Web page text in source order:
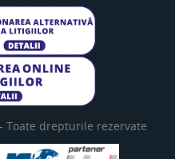
Toate drepturile rezervate